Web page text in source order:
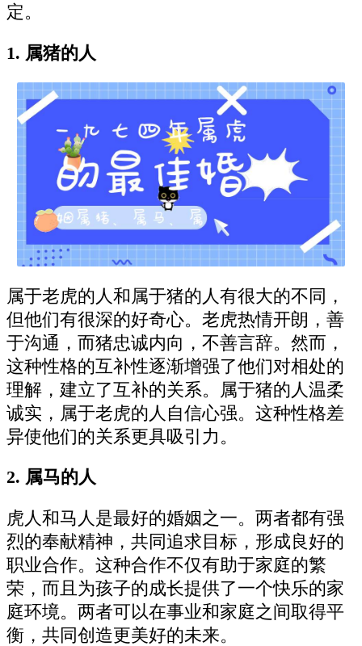
定。
1. 属猪的人
属于老虎的人和属于猪的人有很大的不同，
但他们有很深的好奇心。老虎热情开朗，善
于沟通，而猪忠诚内向，不善言辞。然而，
这种性格的互补性逐渐增强了他们对相处的
理解，建立了互补的关系。属于猪的人温柔
诚实，属于老虎的人自信心强。这种性格差
异使他们的关系更具吸引力。
2. 属马的人
虎人和马人是最好的婚姻之一。两者都有强
烈的奉献精神，共同追求目标，形成良好的
职业合作。这种合作不仅有助于家庭的繁
荣，而且为孩子的成长提供了一个快乐的家
庭环境。两者可以在事业和家庭之间取得平
衡，共同创造更美好的未来。